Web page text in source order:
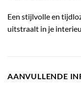
Een stijlvolle en
uitstraalt in je
AANVULLENDE